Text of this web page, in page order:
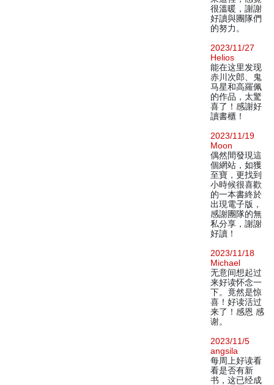
很溫暖，謝謝
好讀與團隊們
的努力。
2023/11/27
Helios
能在这里发现
赤川次郎、鬼
马星和高羅佩
的作品，太驚
喜了！感謝好
讀書櫃！
2023/11/19
Moon
偶然間發現這
個網站，如獲
至寶，更找到
小時候很喜歡
的一本書終於
出現電子版，
感謝團隊的無
私分享，謝謝
好讀！
2023/11/18
Michael
无意间想起过
来好读怀念一
下。竟然是惊
喜！好读活过
来了！感恩 感
谢。
2023/11/5
angsila
每周上好读看
看是否有新
书，这已经成